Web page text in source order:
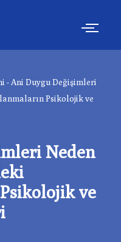
- Ani Duygu Değişimleri
Psikolojik ve
Neden
ve